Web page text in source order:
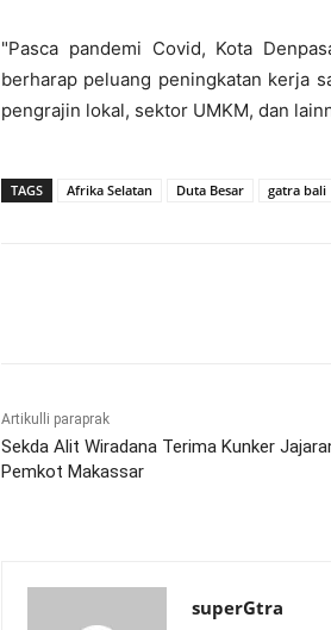
"Pasca pandemi Covid, Kota
berharap peluang peningkatan kerja
pengrajin lokal, sektor UMKM, dan
TAGS Afrika Selatan Duta Besar gatra bali
Artikulli paraprak
Sekda Alit Wiradana Terima Kunker
Pemkot Makassar
superGtra